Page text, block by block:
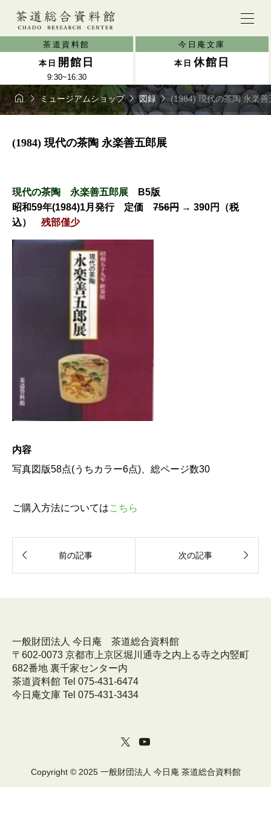
茶道資料館
本日 開館日
9:30~16:30
今日庵文庫
本日 休館日
ミュージアムショップ図録(1984) 現代の茶陶 永楽善
(1984) 現代の茶陶 永楽善五郎展
現代の茶陶 永楽善五郎展 B5版
昭和59年(1984)1月発行 定価 756円 → 390円（税
込） 残部僅少
内容
写真図版58点(うちカラー6点)、総ページ数30
ご購入方法についてはこちら
 前の記事 次の記事 
一般財団法人 今日庵 茶道総合資料館
〒602-0073 京都市上京区堀川通寺之内上る寺之内竪町
682番地 裏千家センター内
茶道資料館 Tel 075-431-6474
今日庵文庫 Tel 075-431-3434
Copyright © 2025 一般財団法人 今日庵 茶道総合資料館